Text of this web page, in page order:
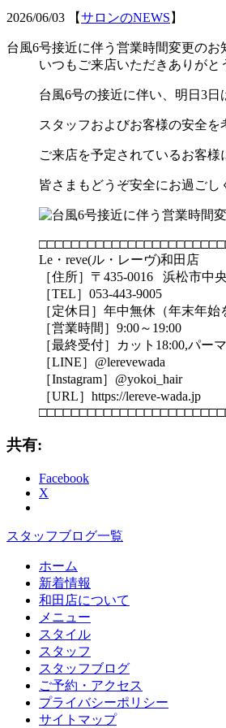
2026/06/03 【サロンのNEWS 】
台風6号接近に伴う営業時間変更のお
いつもご来店いただきありがと
台風6号の接近に伴い、明日3
スタッフおよびお客様の安全を
ご来店を予定されているお客様
皆さまもどうぞ安全にお過ごし
Le・reve(ル・レーヴ)和田店
［住所］〒435-0016 浜松市中
［TEL］053-443-9005
［定休日］年中無休（年末年始
［営業時間］9:00～19:00
［最終受付］カット18:00,パー
［LINE］@lerevewada
［Instagram］@yokoi_hair
［URL］https://lereve-wada.jp
共有:
Facebook
X
スタッフブログ一覧
ホーム
新着情報
和田店について
メニュー
スタイル
スタッフ
スタッフブログ
ご予約・アクセス
プライバシーポリシー
サイトマップ